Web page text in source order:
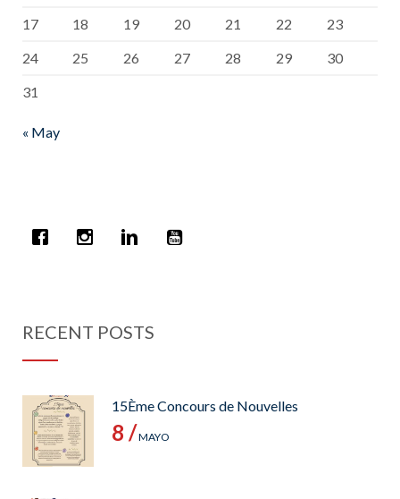
17 18 19 20 21 22
23
24
25 26 27 28 29
30
31
« May
RECENT POSTS
15Ème Concours de Nouvelles
8 /MAYO